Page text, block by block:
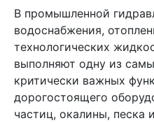
В промышленной
водоснабжения,
технологических
выполняют одну из
критически важных
дорогостоящего
частиц, окалины, песка